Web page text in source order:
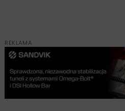
REKLAMA